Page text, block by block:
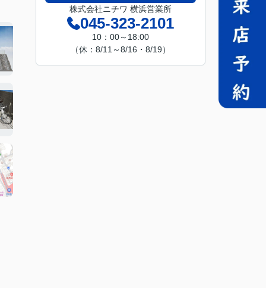
株式会社ニチワ 横浜営業所
045-323-2101
10：00～18:00
（休：8/11～8/16・8/19）